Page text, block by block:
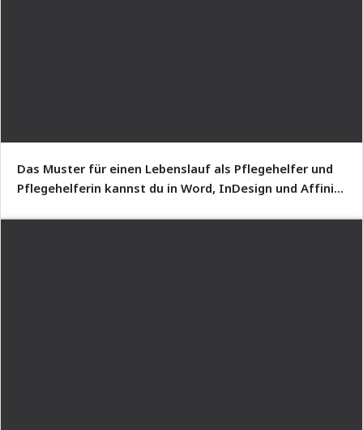
Das Muster für einen Lebenslauf als Pflegehelfer und
Pflegehelferin kannst du in Word, InDesign und Affinity